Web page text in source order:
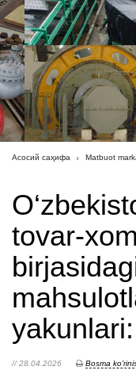
Асосий саҳифа Matbuot
tovar-
// 28.04.2026 Bosma